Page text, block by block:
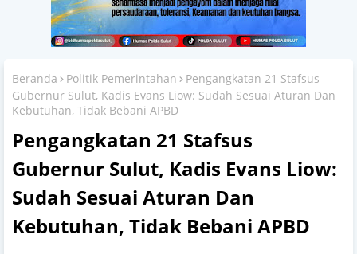
Beranda Politik Pemerintahan
Pengangkatan 21 Stafsus
Gubernur Sulut, Kadis Evans Liow: Sudah Sesuai Aturan Dan
Kebutuhan, Tidak Bebani APBD
Pengangkatan 21 Stafsus
Gubernur Sulut, Kadis Evans Liow:
Sudah Sesuai Aturan Dan
Kebutuhan, Tidak Bebani APBD